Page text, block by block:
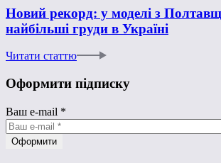
Новий рекорд: у моделі з
найбільші груди в Україні
Читати статтю
Оформити підписку
Ваш e-mail *